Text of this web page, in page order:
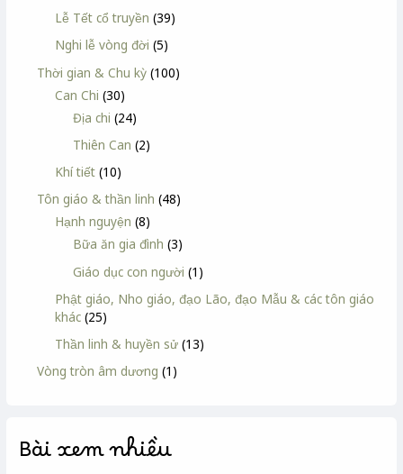
Lễ Tết cổ truyền (39)
Nghi lễ vòng đời (5)
Thời gian & Chu kỳ (100)
Can Chi (30)
Địa chi (24)
Thiên Can (2)
Khí tiết (10)
Tôn giáo & thần linh (48)
Hạnh nguyện (8)
Bữa ăn gia đình (3)
Giáo dục con người (1)
Phật giáo, Nho giáo, đạo Lão, đạo Mẫu & các tôn giáo
khác (25)
Thần linh & huyền sử (13)
Vòng tròn âm dương (1)
Bài xem nhiều